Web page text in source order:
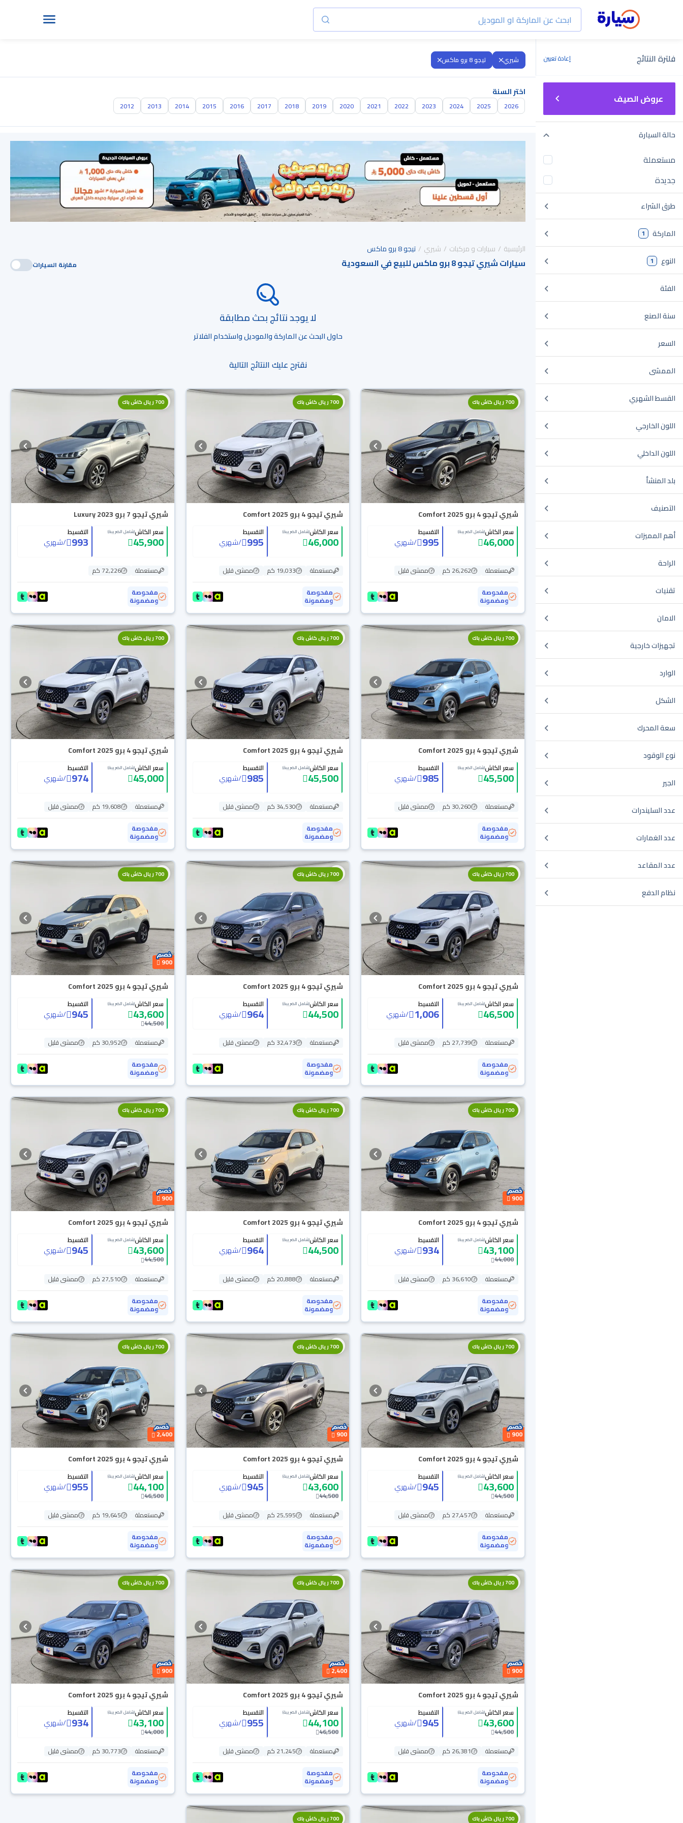
فلترة النتائج إعادة تعيين
عروض الصيف
حالة السيارة
مستعملة
جديدة
طرق الشراء
الماركة 1
النوع 1
الفئة
سنة الصنع
السعر
الممشى
القسط الشهري
اللون الخارجي
اللون الداخلي
بلد المنشأ
التصنيف
أهم المميزات
الراحة
تقنيات
الامان
تجهيزات خارجية
الوارد
الشكل
سعة المحرك
نوع الوقود
الجير
عدد السليندرات
عدد الغمارات
عدد المقاعد
نظام الدفع
شيري تيجو 8 برو ماكس
اختر السنة
2026
2025
2024
2023
2022
2021
2020
2019
2018
2017
2016
2015
2014
2013
2012
الرئيسية سيارات و مركبات شيري تيجو 8 برو ماكس
سيارات شيري تيجو 8 برو ماكس للبيع في السعودية مقارنة السيارات
لا يوجد نتائج بحث مطابقة
حاول البحث عن الماركة والموديل واستخدام الفلاتر
نقترح عليك النتائج التالية
700 ريال كاش باك
شيري تيجو 4 برو Comfort 2025
سعر الكاش(شامل الضريبة)
46,000
التقسيط
995
/شهري
مستعملة 26,262 كم
ممشى قليل
مفحوصة
ومضمونة
700 ريال كاش باك
شيري تيجو 4 برو Comfort 2025
سعر الكاش(شامل الضريبة)
46,000
التقسيط
995
/شهري
مستعملة 19,033 كم
ممشى قليل
مفحوصة
ومضمونة
700 ريال كاش باك
شيري تيجو 7 برو Luxury 2023
سعر الكاش(شامل الضريبة)
45,900
التقسيط
993
/شهري
مستعملة
72,226 كم
مفحوصة
ومضمونة
700 ريال كاش باك
شيري تيجو 4 برو Comfort 2025
سعر الكاش(شامل الضريبة)
45,500
التقسيط
985
/شهري
مستعملة 30,260 كم
ممشى قليل
مفحوصة
ومضمونة
700 ريال كاش باك
شيري تيجو 4 برو Comfort 2025
سعر الكاش(شامل الضريبة)
45,500
التقسيط
985
/شهري
مستعملة 34,530 كم
ممشى قليل
مفحوصة
ومضمونة
700 ريال كاش باك
شيري تيجو 4 برو Comfort 2025
سعر الكاش(شامل الضريبة)
45,000
التقسيط
974
/شهري
مستعملة 19,608 كم
ممشى قليل
مفحوصة
ومضمونة
700 ريال كاش باك
شيري تيجو 4 برو Comfort 2025
سعر الكاش(شامل الضريبة)
46,500
التقسيط
1,006
/شهري
مستعملة 27,739 كم
ممشى قليل
مفحوصة
ومضمونة
700 ريال كاش باك
شيري تيجو 4 برو Comfort 2025
سعر الكاش(شامل الضريبة)
44,500
التقسيط
964
/شهري
مستعملة 32,473 كم
ممشى قليل
مفحوصة
ومضمونة
700 ريال كاش باك
900
شيري تيجو 4 برو Comfort 2025
سعر الكاش(شامل الضريبة)
43,600
44,500
التقسيط
945
/شهري
مستعملة 30,952 كم
ممشى قليل
مفحوصة
ومضمونة
700 ريال كاش باك
900
شيري تيجو 4 برو Comfort 2025
سعر الكاش(شامل الضريبة)
43,100
44,000
التقسيط
934
/شهري
مستعملة 36,610 كم
ممشى قليل
مفحوصة
ومضمونة
700 ريال كاش باك
شيري تيجو 4 برو Comfort 2025
سعر الكاش(شامل الضريبة)
44,500
التقسيط
964
/شهري
مستعملة 20,888 كم
ممشى قليل
مفحوصة
ومضمونة
700 ريال كاش باك
900
شيري تيجو 4 برو Comfort 2025
سعر الكاش(شامل الضريبة)
43,600
44,500
التقسيط
945
/شهري
مستعملة 27,510 كم
ممشى قليل
مفحوصة
ومضمونة
700 ريال كاش باك
900
شيري تيجو 4 برو Comfort 2025
سعر الكاش(شامل الضريبة)
43,600
44,500
التقسيط
945
/شهري
مستعملة 27,457 كم
ممشى قليل
مفحوصة
ومضمونة
700 ريال كاش باك
900
شيري تيجو 4 برو Comfort 2025
سعر الكاش(شامل الضريبة)
43,600
44,500
التقسيط
945
/شهري
مستعملة 25,595 كم
ممشى قليل
مفحوصة
ومضمونة
700 ريال كاش باك
2,400
شيري تيجو 4 برو Comfort 2025
سعر الكاش(شامل الضريبة)
44,100
46,500
التقسيط
955
/شهري
مستعملة 19,645 كم
ممشى قليل
مفحوصة
ومضمونة
700 ريال كاش باك
900
شيري تيجو 4 برو Comfort 2025
سعر الكاش(شامل الضريبة)
43,600
44,500
التقسيط
945
/شهري
مستعملة 26,381 كم
ممشى قليل
مفحوصة
ومضمونة
700 ريال كاش باك
2,400
شيري تيجو 4 برو Comfort 2025
سعر الكاش(شامل الضريبة)
44,100
46,500
التقسيط
955
/شهري
مستعملة 21,245 كم
ممشى قليل
مفحوصة
ومضمونة
700 ريال كاش باك
900
شيري تيجو 4 برو Comfort 2025
سعر الكاش(شامل الضريبة)
43,100
44,000
التقسيط
934
/شهري
مستعملة 30,773 كم
ممشى قليل
مفحوصة
ومضمونة
700 ريال كاش باك 700 ريال كاش باك